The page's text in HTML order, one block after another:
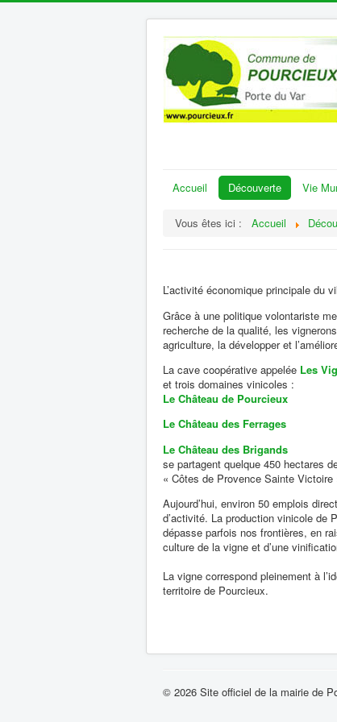
Accueil Découverte Vie
Vous êtes ici : Accueil
L’activité économique principale du
Grâce à une politique volontariste
recherche de la qualité, les
agriculture, la développer et
La cave coopérative appelée Les
et trois domaines vinicoles :
Le Château de Pourcieux
Le Château des Ferrages
Le Château des Brigands
se partagent quelque 450 hectares
« Côtes de Provence Sainte Victoire
Aujourd’hui, environ 50 emplois
d’activité. La production vinicole de
dépasse parfois nos frontières, en
culture de la vigne et d’une
La vigne correspond pleinement à
territoire de Pourcieux.
© 2026 Site officiel de la mairie de